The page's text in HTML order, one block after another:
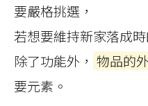
要嚴格挑選，
若想要維持新家落成時
除了功能外， 物品的
要元素。